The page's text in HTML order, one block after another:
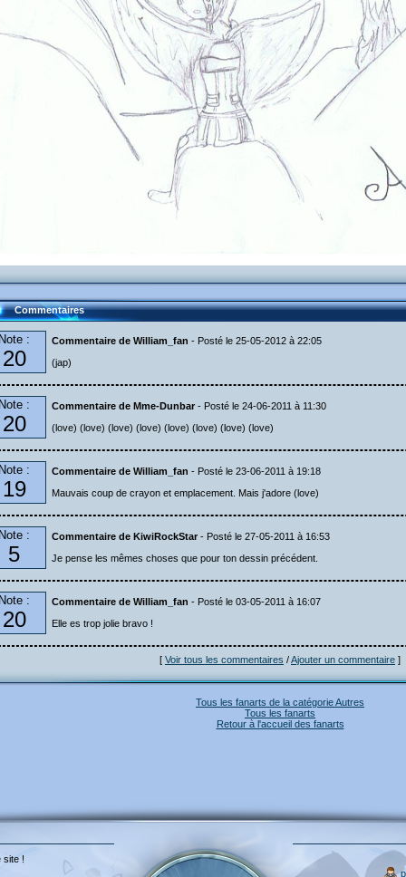
Commentaires
Note :
20
Commentaire de William_fan - Posté le 25-05-2012 à 22:05
(jap)
Note :
20
Commentaire de Mme-Dunbar - Posté le 24-06-2011 à 11:30
(love) (love) (love) (love) (love) (love) (love) (love)
Note :
19
Commentaire de William_fan - Posté le 23-06-2011 à 19:18
Mauvais coup de crayon et emplacement. Mais j'adore (love)
Note :
5
Commentaire de KiwiRockStar - Posté le 27-05-2011 à 16:53
Je pense les mêmes choses que pour ton dessin précédent.
Note :
20
Commentaire de William_fan - Posté le 03-05-2011 à 16:07
Elle es trop jolie bravo !
[ Voir tous les commentaires /Ajouter un commentaire ]
Tous les fanarts de la catégorie Autres
Tous les fanarts
Retour à l'accueil des fanarts
site !